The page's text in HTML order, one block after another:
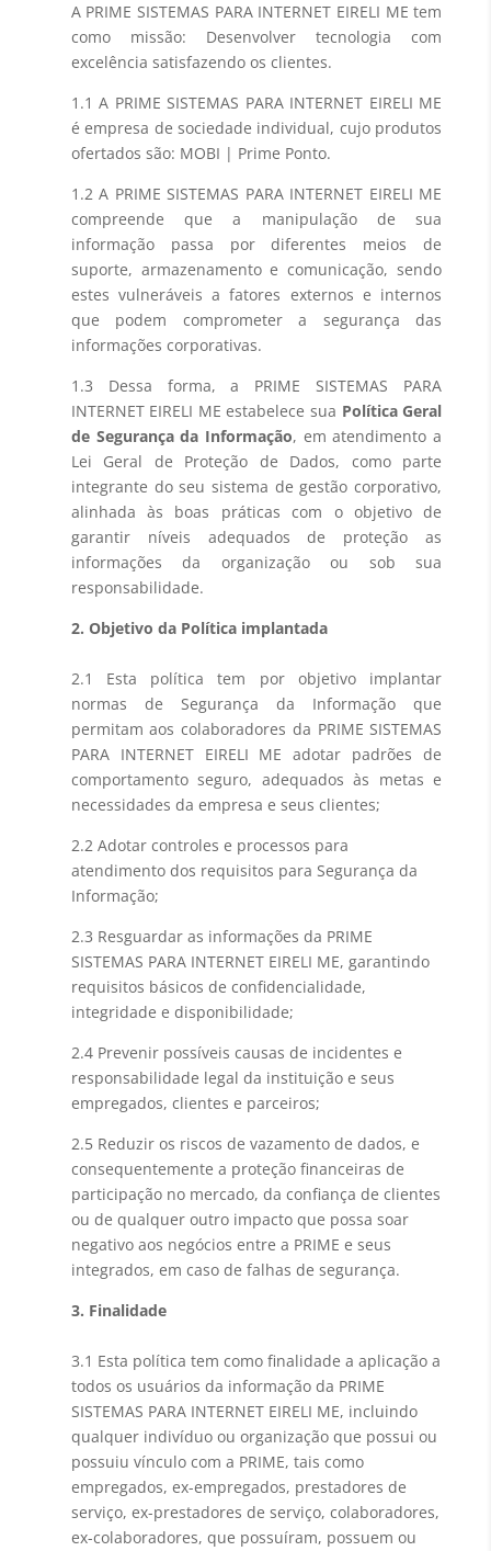
A PRIME SISTEMAS PARA INTERNET EIRELI ME tem
como missão: Desenvolver tecnologia com
excelência satisfazendo os clientes.
1.1 A PRIME SISTEMAS PARA INTERNET EIRELI ME
é empresa de sociedade individual, cujo produtos
ofertados são: MOBI | Prime Ponto.
1.2 A PRIME SISTEMAS PARA INTERNET EIRELI ME
compreende que a manipulação de sua
informação passa por diferentes meios de
suporte, armazenamento e comunicação, sendo
estes vulneráveis a fatores externos e internos
que podem comprometer a segurança das
informações corporativas.
1.3 Dessa forma, a PRIME SISTEMAS PARA
INTERNET EIRELI ME estabelece sua Política Geral
de Segurança da Informação, em atendimento a
Lei Geral de Proteção de Dados, como parte
integrante do seu sistema de gestão corporativo,
alinhada às boas práticas com o objetivo de
garantir níveis adequados de proteção as
informações da organização ou sob sua
responsabilidade.
2. Objetivo da Política implantada
2.1 Esta política tem por objetivo implantar
normas de Segurança da Informação que
permitam aos colaboradores da PRIME SISTEMAS
PARA INTERNET EIRELI ME adotar padrões de
comportamento seguro, adequados às metas e
necessidades da empresa e seus clientes;
2.2 Adotar controles e processos para
atendimento dos requisitos para Segurança da
Informação;
2.3 Resguardar as informações da PRIME
SISTEMAS PARA INTERNET EIRELI ME, garantindo
requisitos básicos de confidencialidade,
integridade e disponibilidade;
2.4 Prevenir possíveis causas de incidentes e
responsabilidade legal da instituição e seus
empregados, clientes e parceiros;
2.5 Reduzir os riscos de vazamento de dados, e
consequentemente a proteção financeiras de
participação no mercado, da confiança de clientes
ou de qualquer outro impacto que possa soar
negativo aos negócios entre a PRIME e seus
integrados, em caso de falhas de segurança.
3. Finalidade
3.1 Esta política tem como finalidade a aplicação a
todos os usuários da informação da PRIME
SISTEMAS PARA INTERNET EIRELI ME, incluindo
qualquer indivíduo ou organização que possui ou
possuiu vínculo com a PRIME, tais como
empregados, ex-empregados, prestadores de
serviço, ex-prestadores de serviço, colaboradores,
ex-colaboradores, que possuíram, possuem ou